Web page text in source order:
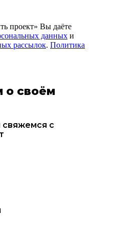
проект» Вы даёте
данных и
рассылок. Политика
о своём
с